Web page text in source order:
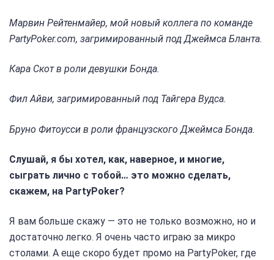
Марвин Рейтенмайер, мой новый коллега по команде
PartyPoker.com, загримированный под Джеймса Бланта.
Кара Скот в роли девушки Бонда.
Фил Айви, загримированный под Тайгера Вудса.
Бруно Фитоусси в роли французского Джеймса Бонда.
Слушай, я бы хотел, как, наверное, и многие,
сыграть лично с тобой… это можно сделать,
скажем, на PartyPoker?
Я вам больше скажу — это не только возможно, но и
достаточно легко. Я очень часто играю за микро
столами. А еще скоро будет промо на PartyPoker, где